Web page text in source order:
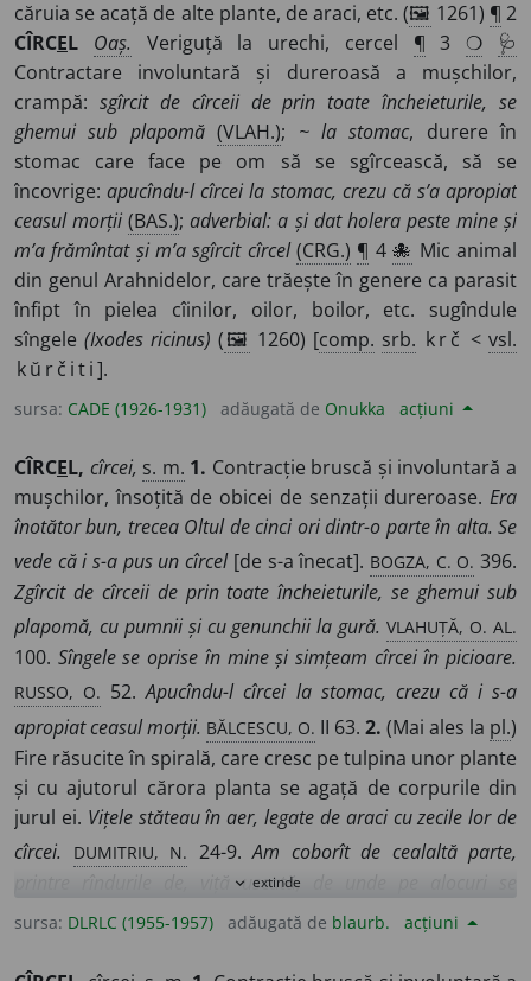
căruia se acață de alte plante, de araci, etc. (🖼 1261) ¶ 2
CÎRCEL Oaș. Veriguță la urechi, cercel ¶ 3 ❍
🩺
Contractare involuntară și dureroasă a mușchilor,
crampă: sgîrcit de cîrceii de prin toate încheieturile, se
ghemui sub plapomă (VLAH.); ~ la stomac, durere în
stomac care face pe om să se sgîrcească, să se
încovrige:apucîndu-l cîrcei la stomac, crezu că s’a apropiat
ceasul morții (BAS.);adverbial: a și dat holera peste mine și
m’a frămîntat și m’a sgîrcit cîrcel (CRG.) ¶ 4🐙 Mic animal
din genul Arahnidelor, care trăește în genere ca parasit
înfipt în pielea cîinilor, oilor, boilor, etc. sugîndule
sîngele (Ixodes ricinus) (🖼 1260) [comp. srb. krč < vsl.
kŭrčiti].
sursa: CADE (1926-1931) adăugată de Onukka acțiuni
CÎRCEL, cîrcei, s. m. 1. Contracție bruscă și involuntară a
mușchilor, însoțită de obicei de senzații dureroase. Era
înotător bun, trecea Oltul de cinci ori dintr-o parte în alta. Se
vede că i s-a pus un cîrcel[de s-a înecat]. BOGZA, C. O. 396.
Zgîrcit de cîrceii de prin toate încheieturile, se ghemui sub
plapomă, cu pumnii și cu genunchii la gură. VLAHUȚĂ, O. AL.
100. Sîngele se oprise în mine și simțeam cîrcei în picioare.
RUSSO, O. 52.Apucîndu-l cîrcei la stomac, crezu că i s-a
apropiat ceasul morții. BĂLCESCU, O. II 63. 2. (Mai ales la pl.)
Fire răsucite în spirală, care cresc pe tulpina unor plante
și cu ajutorul cărora planta se agață de corpurile din
jurul ei. Vițele stăteau în aer, legate de araci cu zecile lor de
cîrcei. DUMITRIU, N. 24-9.Am coborît de cealaltă parte,
printre rîndurile de, viță uscată, de unde pe alocuri se
prindeau... de rămășițele aracilor, cîrcei sălbătăciți.
expand_more extinde
sursa: DLRLC (1955-1957) adăugată de blaurb. acțiuni